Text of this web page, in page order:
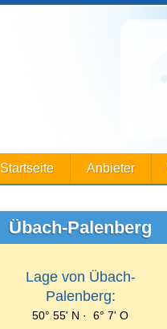
Startseite Anbieter
Übach-Palenberg
Lage von Übach-
Palenberg:
50° 55' N · 6° 7' O